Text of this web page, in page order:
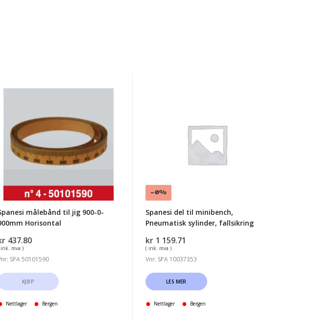
900-
målebånd til jig 900-0-
Horisontal
437.80
mva )
SPA 50101590
KJØP
Nettlager Bergen
-0%
Spanesi del til minibench,
Pneumatisk sylinder, fallsikring
kr 1 159.71
( ink. mva )
Vnr: SPA 10037353
LES MER
Nettlager Bergen